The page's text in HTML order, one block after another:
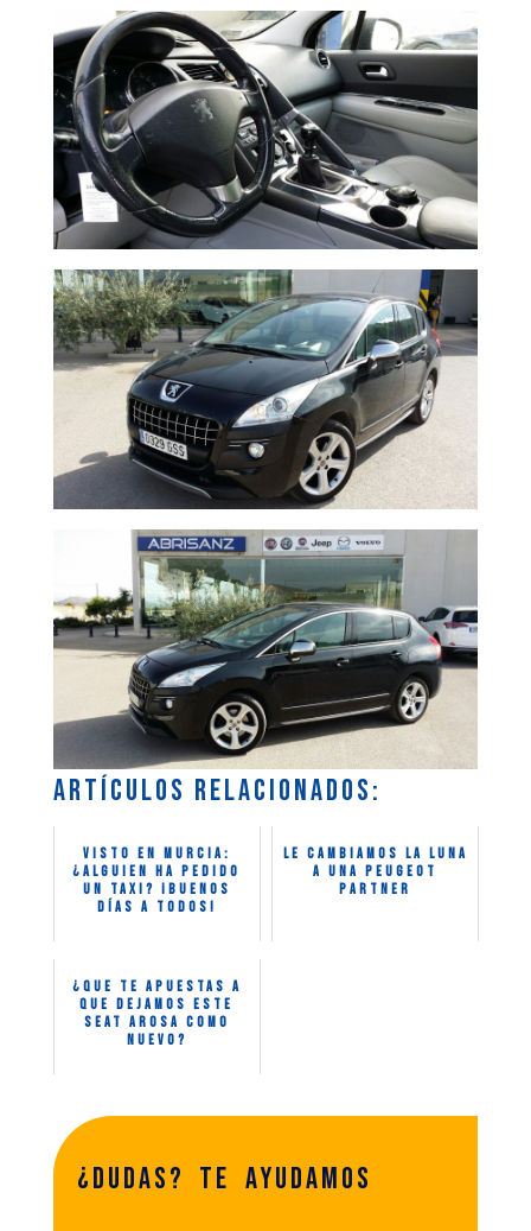
Artículos relacionados:
VISTO EN MURCIA:
¿Alguien ha pedido
un taxi? ¡Buenos
días a todos!
Le cambiamos la luna
a una Peugeot
Partner
¿Que te apuestas a
que dejamos este
Seat Arosa como
nuevo?
¿dudas? te ayudamos